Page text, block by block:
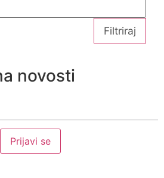
Filtriraj
novosti